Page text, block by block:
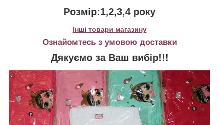
Розмір:1,2,3,4 року
Інші товари магазину
Ознайомтесь з умовою доставки
Дякуємо за Ваш вибір!!!